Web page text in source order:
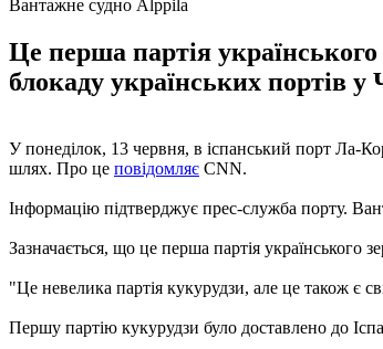
Вантажне судно Alppila
Це перша партія
блокаду українських портів у
У понеділок, 13 червня, в іспанський порт Ла-
шлях. Про це повідомляє CNN.
Інформацію підтверджує прес-служба порту.
Зазначається, що це перша партія українського
"Це невелика партія кукурудзи, але це також є
Першу партію кукурудзи було доставлено до